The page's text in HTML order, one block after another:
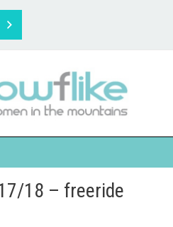
18 – freeride